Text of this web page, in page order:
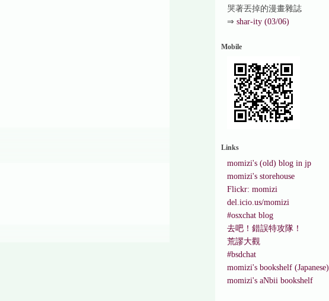
哭著丟掉的漫畫雜誌
⇒shar-ity (03/06)
Mobile
Links
momizi's (old) blog in jp
momizi's storehouse
Flickr: momizi
del.icio.us/momizi
#osxchat blog
去吧！錯誤特攻隊！
荒謬大觀
#bsdchat
momizi's bookshelf (Japanese)
momizi's aNbii bookshelf